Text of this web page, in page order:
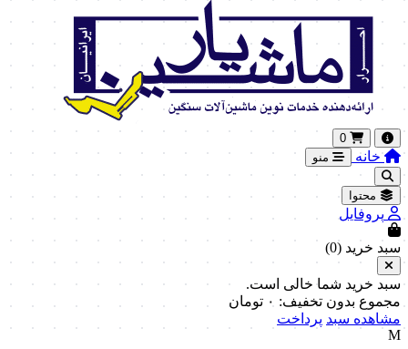
0
خانه منو
محتوا
پروفایل
سبد خرید (0
)
سبد خرید شما خالی است.
مجموع بدون تخفیف: ۰ تومان
مشاهده سبد پرداخت
M